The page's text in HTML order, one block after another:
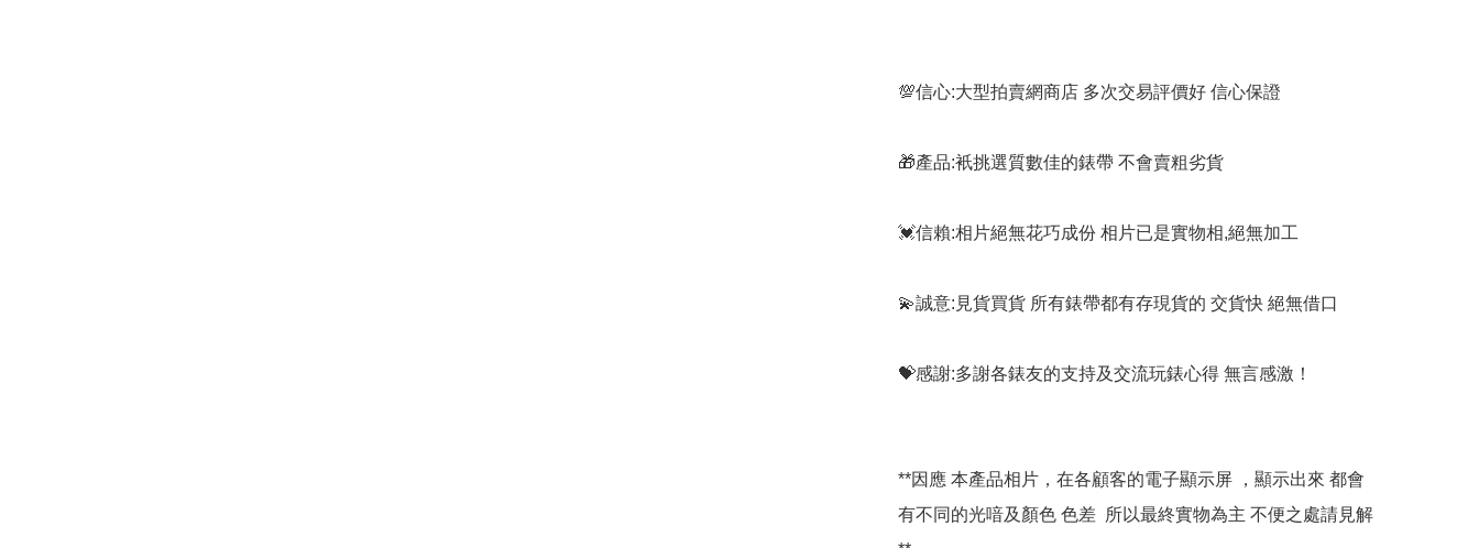
💯信心:大型拍賣網商店 多次交易評價好 信心保證
🎁產品:衹挑選質數佳的錶帶 不會賣粗劣貨
💓信賴:相片絕無花巧成份 相片已是實物相,絕無加工
💫誠意:見貨買貨 所有錶帶都有存現貨的 交貨快 絕無借口
💝感謝:多謝各錶友的支持及交流玩錶心得 無言感激！
**因應 本產品相片，在各顧客的電子顯示屏 ，顯示出來 都會
有不同的光喑及顏色 色差  所以最終實物為主 不便之處請見解